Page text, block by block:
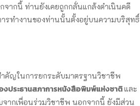
จากนี้ ท่านยังเคยถูกกลั่นแกล้งดำเนินคดี
รทำงานของท่านนั้นตั้งอยู่บนความบริสุทธิ์
คัญในการยกระดับมาตรฐานวิชาชีพ
ประธานสภาการหนังสือพิมพ์แห่งชาติและ
ากเพื่อนร่วมวิชาชีพ นอกจากนี้ ยังมีส่วน